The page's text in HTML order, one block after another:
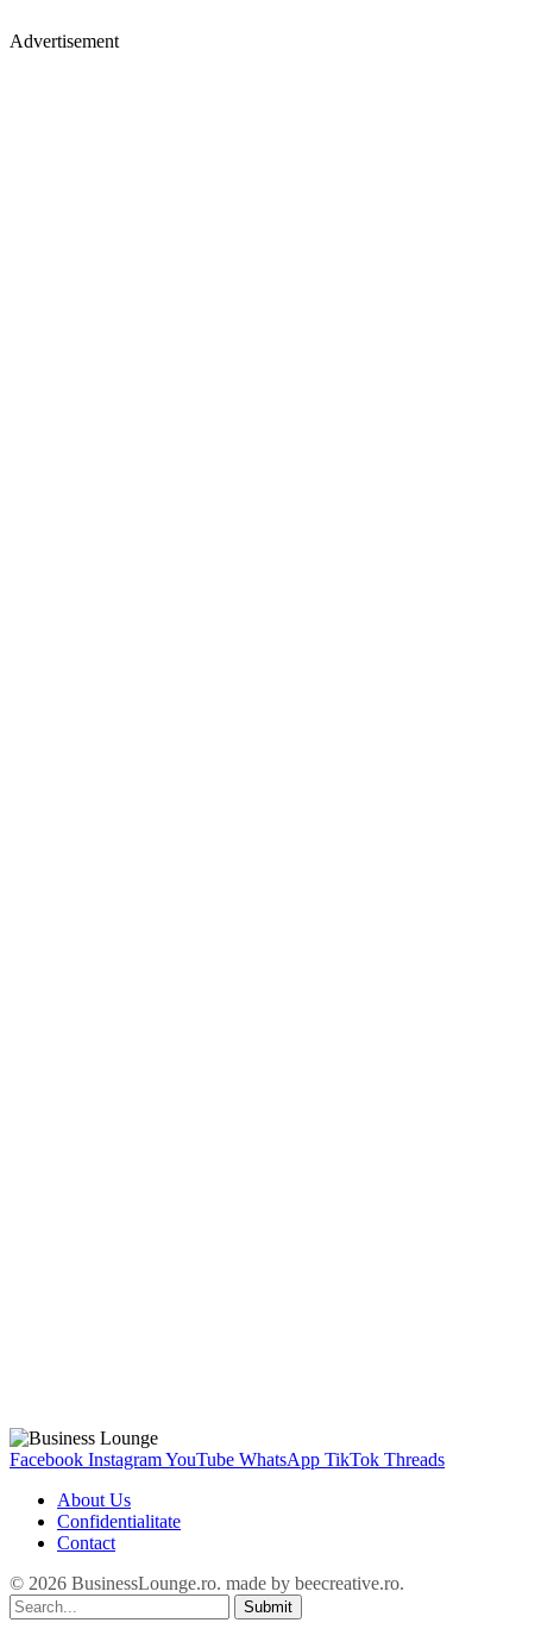
Advertisement
Facebook InstagramYouTube WhatsApp TikTok Threads
About Us
Confidentialitate
Contact
© 2026 BusinessLounge.ro. made by beecreative.ro.
Submit